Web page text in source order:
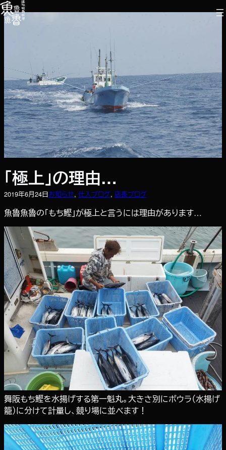
内
容
ッ
プ
「極上」の理由…
2019年6月24日お知らせ, 仕入ブログ, 店長ブログ
魚魯魚魯の「もち鰹」が極上と言うには理由があります…
舞阪もち鰹を水揚げする第一魁丸。大きさ別にボウラ（水揚げ
籠）に分けて計量し、競り場に並べます！